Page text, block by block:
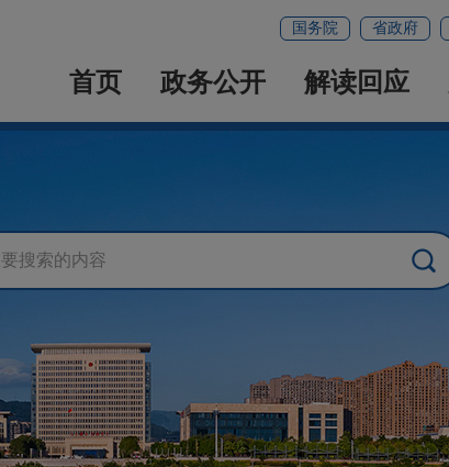
国务院 省政府
首页 政务公开 解读回应